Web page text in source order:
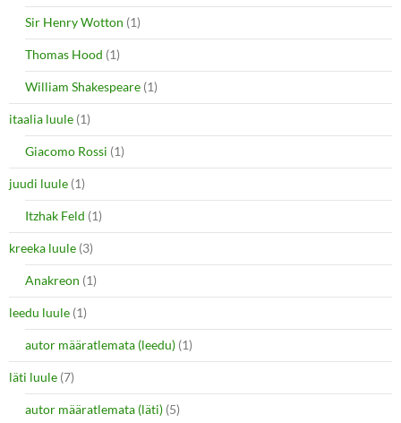
Sir Henry Wotton (1)
Thomas Hood (1)
William Shakespeare (1)
itaalia luule (1)
Giacomo Rossi (1)
juudi luule (1)
Itzhak Feld (1)
kreeka luule (3)
Anakreon (1)
leedu luule (1)
autor määratlemata (leedu) (1)
läti luule (7)
autor määratlemata (läti) (5)